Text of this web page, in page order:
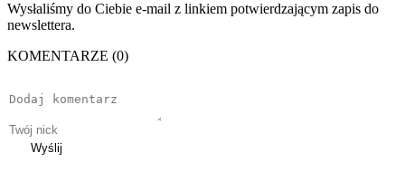
Wysłaliśmy do Ciebie e-mail z linkiem potwierdzającym zapis do
newslettera.
KOMENTARZE (0)
Wyślij